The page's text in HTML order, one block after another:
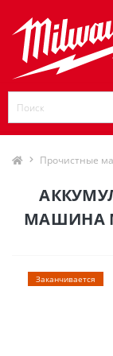
Прочистные
МАШИНА
Заканчивается